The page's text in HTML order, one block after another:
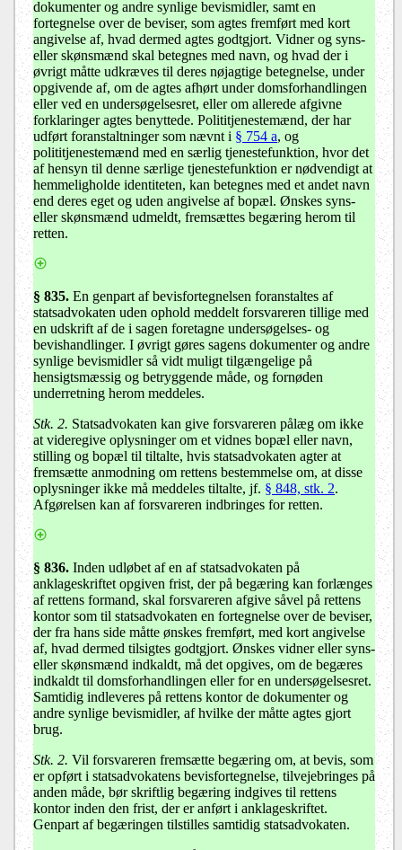
dokumenter og andre synlige bevismidler, samt en
fortegnelse over de beviser, som agtes fremført med kort
angivelse af, hvad dermed agtes godtgjort. Vidner og syns-
eller skønsmænd skal betegnes med navn, og hvad der i
øvrigt måtte udkræves til deres nøjagtige betegnelse, under
opgivende af, om de agtes afhørt under domsforhandlingen
eller ved en undersøgelsesret, eller om allerede afgivne
forklaringer agtes benyttede. Polititjenestemænd, der har
udført foranstaltninger som nævnt i § 754 a, og
polititjenestemænd med en særlig tjenestefunktion, hvor det
af hensyn til denne særlige tjenestefunktion er nødvendigt at
hemmeligholde identiteten, kan betegnes med et andet navn
end deres eget og uden angivelse af bopæl. Ønskes syns-
eller skønsmænd udmeldt, fremsættes begæring herom til
retten.
§ 835. En genpart af bevisfortegnelsen foranstaltes af
statsadvokaten uden ophold meddelt forsvareren tillige med
en udskrift af de i sagen foretagne undersøgelses- og
bevishandlinger. I øvrigt gøres sagens dokumenter og andre
synlige bevismidler så vidt muligt tilgængelige på
hensigtsmæssig og betryggende måde, og fornøden
underretning herom meddeles.
Stk. 2. Statsadvokaten kan give forsvareren pålæg om ikke
at videregive oplysninger om et vidnes bopæl eller navn,
stilling og bopæl til tiltalte, hvis statsadvokaten agter at
fremsætte anmodning om rettens bestemmelse om, at disse
oplysninger ikke må meddeles tiltalte, jf. § 848, stk. 2.
Afgørelsen kan af forsvareren indbringes for retten.
§ 836. Inden udløbet af en af statsadvokaten på
anklageskriftet opgiven frist, der på begæring kan forlænges
af rettens formand, skal forsvareren afgive såvel på rettens
kontor som til statsadvokaten en fortegnelse over de beviser,
der fra hans side måtte ønskes fremført, med kort angivelse
af, hvad dermed tilsigtes godtgjort. Ønskes vidner eller syns-
eller skønsmænd indkaldt, må det opgives, om de begæres
indkaldt til domsforhandlingen eller for en undersøgelsesret.
Samtidig indleveres på rettens kontor de dokumenter og
andre synlige bevismidler, af hvilke der måtte agtes gjort
brug.
Stk. 2. Vil forsvareren fremsætte begæring om, at bevis, som
er opført i statsadvokatens bevisfortegnelse, tilvejebringes på
anden måde, bør skriftlig begæring indgives til rettens
kontor inden den frist, der er anført i anklageskriftet.
Genpart af begæringen tilstilles samtidig statsadvokaten.